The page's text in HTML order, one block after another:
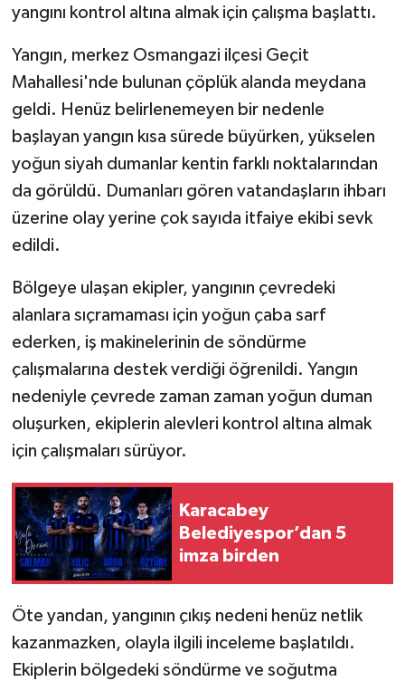
yangını kontrol altına almak için çalışma başlattı.
Yangın, merkez Osmangazi ilçesi Geçit
Mahallesi'nde bulunan çöplük alanda meydana
geldi. Henüz belirlenemeyen bir nedenle
başlayan yangın kısa sürede büyürken, yükselen
yoğun siyah dumanlar kentin farklı noktalarından
da görüldü. Dumanları gören vatandaşların ihbarı
üzerine olay yerine çok sayıda itfaiye ekibi sevk
edildi.
Bölgeye ulaşan ekipler, yangının çevredeki
alanlara sıçramaması için yoğun çaba sarf
ederken, iş makinelerinin de söndürme
çalışmalarına destek verdiği öğrenildi. Yangın
nedeniyle çevrede zaman zaman yoğun duman
oluşurken, ekiplerin alevleri kontrol altına almak
için çalışmaları sürüyor.
Karacabey
Belediyespor’dan 5
imza birden
Öte yandan, yangının çıkış nedeni henüz netlik
kazanmazken, olayla ilgili inceleme başlatıldı.
Ekiplerin bölgedeki söndürme ve soğutma